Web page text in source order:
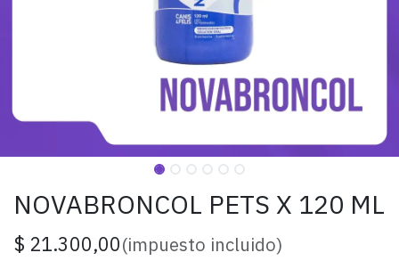
NOVABRONCOL PETS X 120 ML
$ 21.300,00(impuesto incluido)